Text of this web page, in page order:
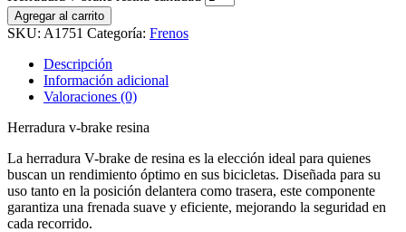
Agregar al carrito
SKU: A1751 Categoría: Frenos
Descripción
Información adicional
Valoraciones (0)
Herradura v-brake resina
La herradura V-brake de resina es la elección ideal para quienes
buscan un rendimiento óptimo en sus bicicletas. Diseñada para su
uso tanto en la posición delantera como trasera, este componente
garantiza una frenada suave y eficiente, mejorando la seguridad en
cada recorrido.